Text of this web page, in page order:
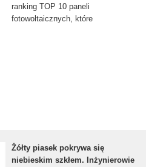
ranking TOP 10 paneli
fotowoltaicznych, które
Żółty piasek pokrywa się
niebieskim szkłem. Inżynierowie